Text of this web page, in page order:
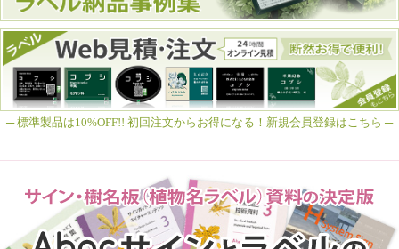
─ 標準製品は10%OFF!! 初回注文からお得になる！新規会員登録はこちら ─